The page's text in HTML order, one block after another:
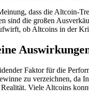
dass die Altcoin-
sind die großen
ob Altcoins in der
Faktor für die
zu verzeichnen, da
Viele Altcoins